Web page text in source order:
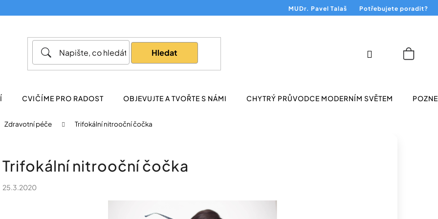
MUDr. Pavel Talaš Potřebujete poradit?
Hledat
CVIČÍME PRO RADOST OBJEVUJTE A TVOŘTE S NÁMI CHYTRÝ PRŮVODCE MODERNÍM SVĚTEM
Přihlášení
Zdravotní péče Trifokální nitrooční čočka
Trifokální nitrooční čočka
25.3.2020
Co potřebujete najít?